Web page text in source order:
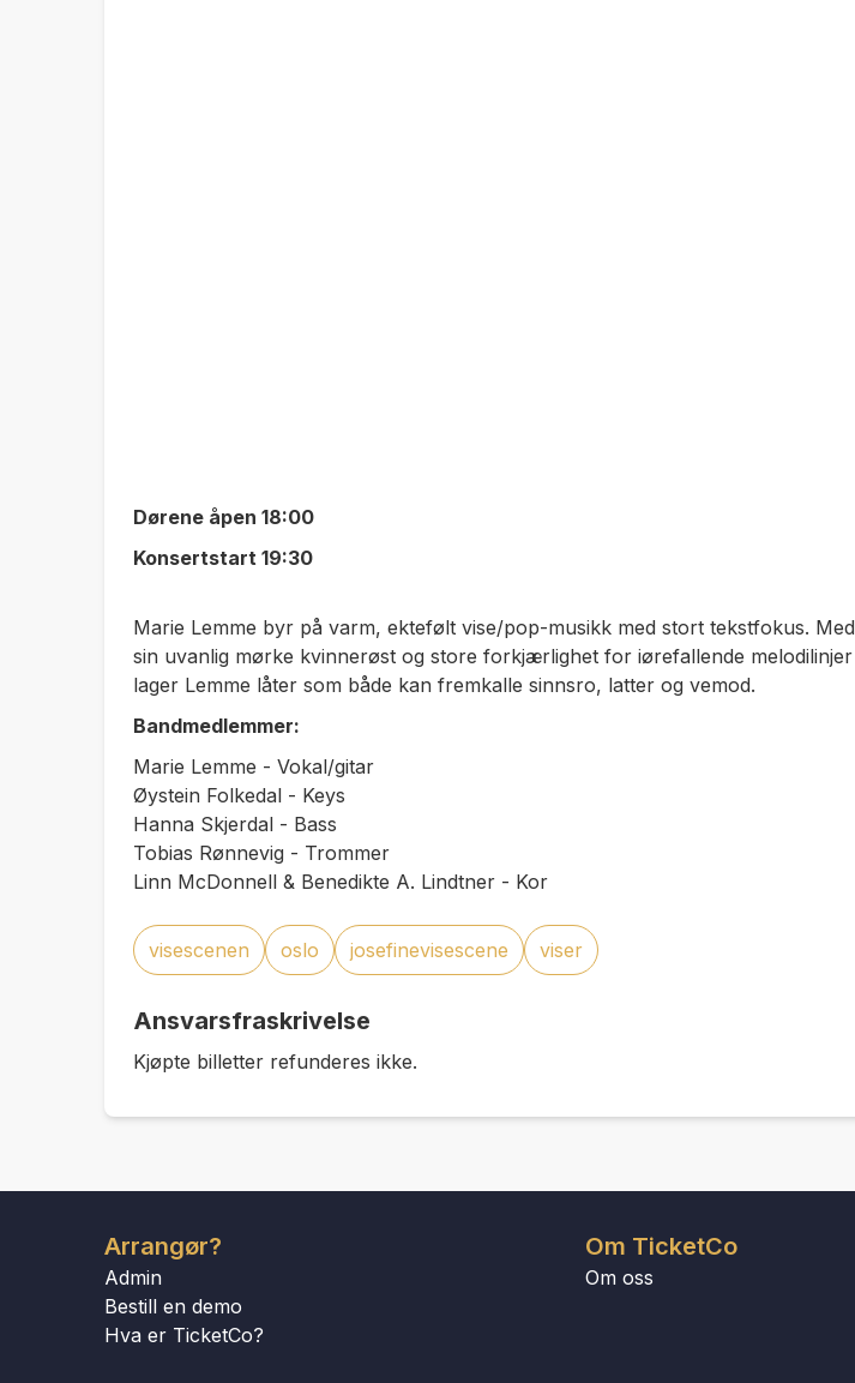
Dørene åpen 18:00
Konsertstart 19:30
Marie Lemme byr på varm, ektefølt vise/pop-musikk med stort tekstfokus. Med
sin uvanlig mørke kvinnerøst og store forkjærlighet for iørefallende melodilinjer
lager Lemme låter som både kan fremkalle sinnsro, latter og vemod.
Bandmedlemmer:
Marie Lemme - Vokal/gitar
Øystein Folkedal - Keys
Hanna Skjerdal - Bass
Tobias Rønnevig - Trommer
Linn McDonnell & Benedikte A. Lindtner - Kor
visescenen oslo josefinevisescene viser
Ansvarsfraskrivelse
Kjøpte billetter refunderes ikke.
Arrangør?
Admin
Bestill en demo
Hva er TicketCo?
Om TicketCo
Om oss